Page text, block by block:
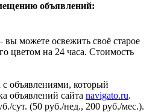
объявлений:
вы можете освежить своё старое
цветом на 24 часа. Стоимость
объявлениями, который
объявлений сайта navigato.ru.
сут. (50 руб./нед., 200 руб./мес.).